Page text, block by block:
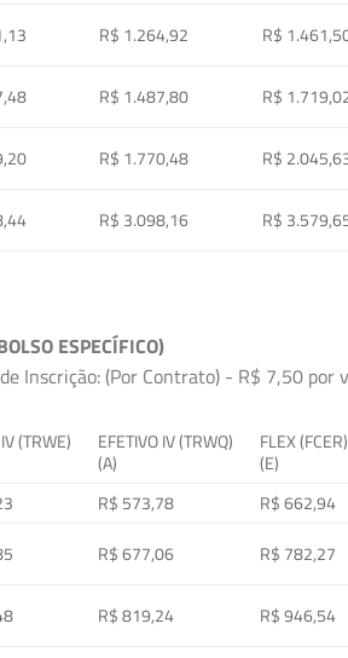
R$ 1.264,92 R$
R$ 1.487,80 R$
R$ 1.770,48 R$
R$ 3.098,16 R$
ESPECÍFICO)
Inscrição: (Por Contrato) - R$ 7,50
(TRWE)
EFETIVO IV (TRWQ)
(A)
FLEX (FCER)
(E)
R$ 573,78 R$ 662,94
R$ 677,06 R$ 782,27
R$ 819,24 R$ 946,54